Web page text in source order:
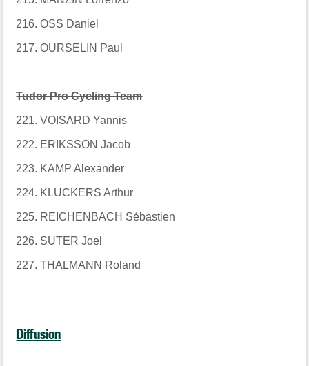
216. OSS Daniel
217. OURSELIN Paul
Tudor Pro Cycling Team
221. VOISARD Yannis
222. ERIKSSON Jacob
223. KAMP Alexander
224. KLUCKERS Arthur
225. REICHENBACH Sébastien
226. SUTER Joel
227. THALMANN Roland
Diffusion